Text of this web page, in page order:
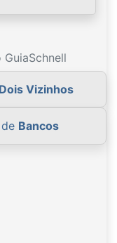
Vizinhos
Bancos